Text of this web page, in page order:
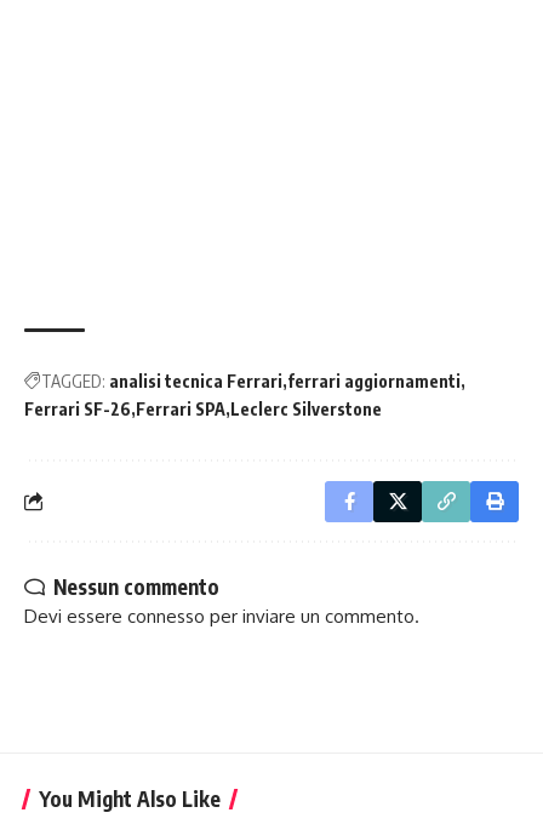
TAGGED: analisi tecnica Ferrari ferrari aggiornamenti
Ferrari SF-26 Ferrari SPA Leclerc Silverstone
Nessun commento
Devi essere connesso per inviare un commento.
You Might Also Like